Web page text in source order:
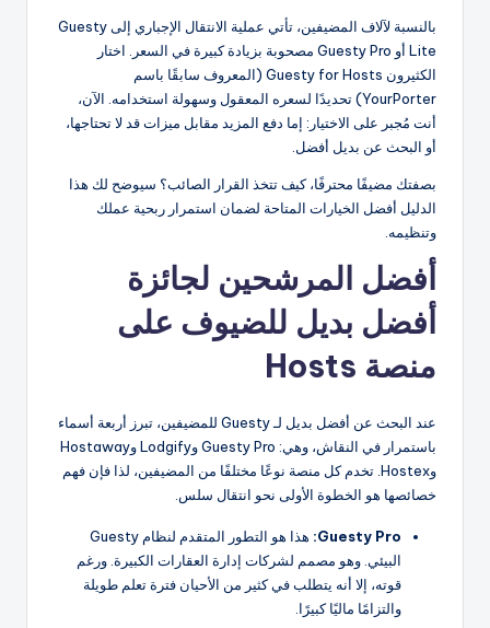
بالنسبة لآلاف المضيفين، تأتي عملية الانتقال الإجباري إلى Guesty
Lite أو Guesty Pro مصحوبة بزيادة كبيرة في السعر. اختار
الكثيرون Guesty for Hosts (المعروف سابقًا باسم
YourPorter) تحديدًا لسعره المعقول وسهولة استخدامه. الآن،
أنت مُجبر على الاختيار: إما دفع المزيد مقابل ميزات قد لا تحتاجها،
أو البحث عن بديل أفضل.
بصفتك مضيفًا محترفًا، كيف تتخذ القرار الصائب؟ سيوضح لك هذا
الدليل أفضل الخيارات المتاحة لضمان استمرار ربحية عملك
وتنظيمه.
أفضل المرشحين لجائزة
أفضل بديل للضيوف على
منصة Hosts
عند البحث عن أفضل بديل لـ Guesty للمضيفين، تبرز أربعة أسماء
باستمرار في النقاش، وهي: Guesty Pro وLodgify وHostaway
وHostex. تخدم كل منصة نوعًا مختلفًا من المضيفين، لذا فإن فهم
خصائصها هو الخطوة الأولى نحو انتقال سلس.
Guesty Pro:
هذا هو التطور المتقدم لنظام Guesty
البيئي. وهو مصمم لشركات إدارة العقارات الكبيرة. ورغم
قوته، إلا أنه يتطلب في كثير من الأحيان فترة تعلم طويلة
والتزامًا ماليًا كبيرًا.